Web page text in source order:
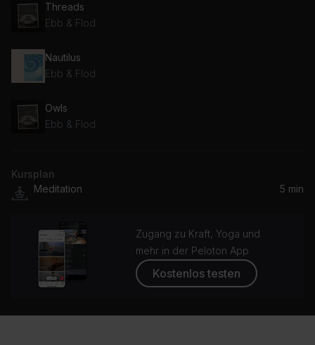
Threads
Ebb & Flod
Nautilus
Ebb & Flod
Owls
Ebb & Flod
Kursplan
Meditation
5 min
Zugang zu Kraft, Yoga und
mehr in der Peloton App
Kostenlos testen